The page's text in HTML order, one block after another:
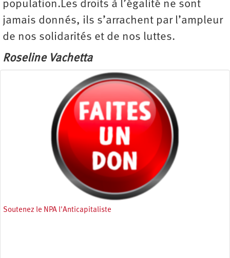
population.Les droits à l’égalité ne sont
jamais donnés, ils s’arrachent par l’ampleur
de nos solidarités et de nos luttes.
Roseline Vachetta
Soutenez le NPA l'Anticapitaliste